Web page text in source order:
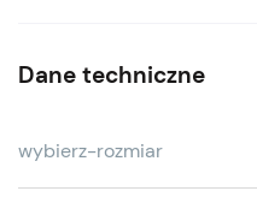
Dane techniczne
wybierz-rozmiar